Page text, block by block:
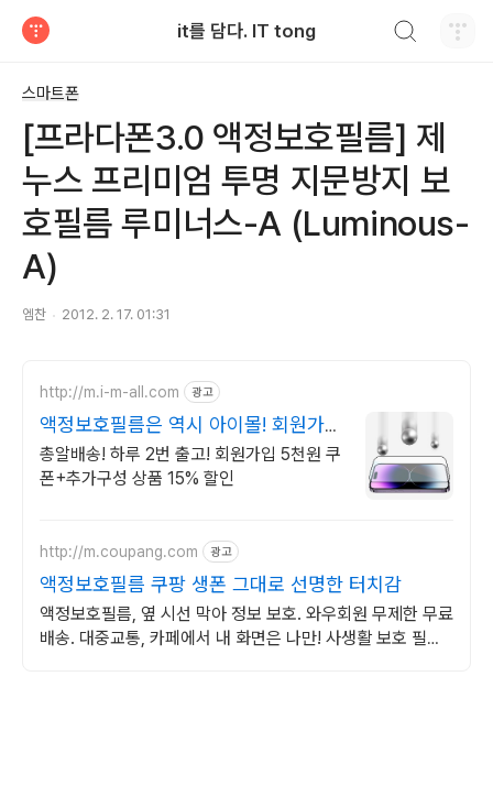
it를 담다. IT tong
스마트폰
[프라다폰3.0 액정보호필름] 제
누스 프리미엄 투명 지문방지 보
호필름 루미너스-A (Luminous-
A)
엠찬 2012. 2. 17. 01:31
http://m.i-m-all.com 광고
액정보호필름은 역시 아이몰! 회원가입
즉시사용 5천원쿠폰
총알배송! 하루 2번 출고! 회원가입 5천원 쿠
폰+추가구성 상품 15% 할인
http://m.coupang.com 광고
액정보호필름 쿠팡 생폰 그대로 선명한 터치감
액정보호필름, 옆 시선 막아 정보 보호. 와우회원 무제한 무료
배송. 대중교통, 카페에서 내 화면은 나만! 사생활 보호 필름